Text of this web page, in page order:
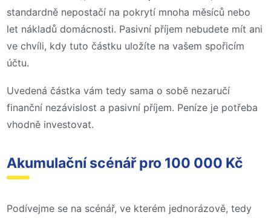
standardně nepostačí na pokrytí mnoha měsíců nebo
let nákladů domácnosti. Pasivní příjem nebudete mít ani
ve chvíli, kdy tuto částku uložíte na vašem spořicím
účtu.
Uvedená částka vám tedy sama o sobě nezaručí
finanční nezávislost a pasivní příjem. Peníze je potřeba
vhodně investovat.
Akumulační scénář pro 100 000 Kč
Podívejme se na scénář, ve kterém jednorázově, tedy